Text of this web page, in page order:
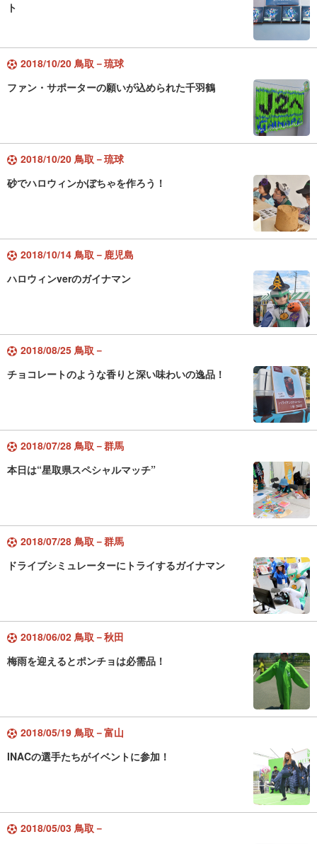
ト
2018/10/20 鳥取－琉球
ファン・サポーターの願いが込められた千羽鶴
2018/10/20 鳥取－琉球
砂でハロウィンかぼちゃを作ろう！
2018/10/14 鳥取－鹿児島
ハロウィンverのガイナマン
2018/08/25 鳥取－
チョコレートのような香りと深い味わいの逸品！
2018/07/28 鳥取－群馬
本日は“星取県スペシャルマッチ”
2018/07/28 鳥取－群馬
ドライブシミュレーターにトライするガイナマン
2018/06/02 鳥取－秋田
梅雨を迎えるとポンチョは必需品！
2018/05/19 鳥取－富山
INACの選手たちがイベントに参加！
2018/05/03 鳥取－